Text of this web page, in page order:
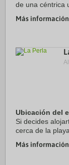
de una céntrica
de Alhucemas.
Más
Ubicación del
Si decides
cerca de la
se encuentra a
Más